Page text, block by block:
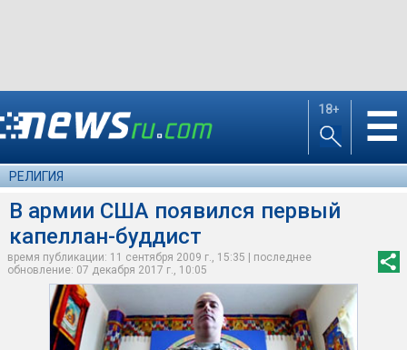
18+ ☰
РЕЛИГИЯ
В армии США появился первый
капеллан-буддист
время публикации: 11 сентября 2009 г., 15:35 | последнее
обновление: 07 декабря 2017 г., 10:05